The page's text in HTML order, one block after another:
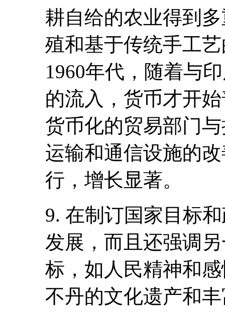
耕自给的农业得到
殖和基于传统手工
1960年代，随着与
的流入，货币才开
货币化的贸易部门
运输和通信设施的
行，增长显著。
9. 在制订国家目标
发展，而且还强调
标，如人民精神和
不丹的文化遗产和